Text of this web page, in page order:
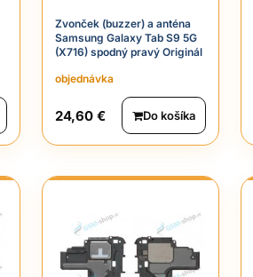
Zvonček (buzzer) a anténa
Samsung Galaxy Tab S9 5G
(X716) spodný pravý Originál
objednávka
24,60 € Do košíka